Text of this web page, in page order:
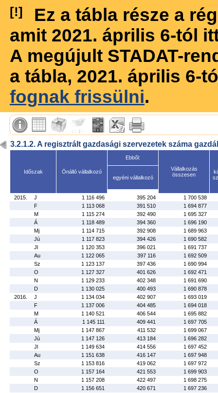
[!]
Ez a tábla része a
amit 2021. április 6-tól
A megújult STADAT-
a tábla, 2021. április 6-
fognak frissülni.
3.2.1.2. A regisztrált gazdasági szervezetek száma
Időszak Önálló vállalkozó
Ebből:
Vállalkozás
összesen
egyéni vállalkozó
2015. J 1 116 496 395 204
1 700 538
F
1 113 068 391 510
1 694 877
M
1 115 274 392 490
1 695 327
Á
1 118 489 394 360
1 696 190
Mj
1 114 715 392 908
1 689 963
Jú
1 117 823 394 426
1 690 582
Jl
1 120 353 396 021
1 691 737
Au
1 122 065 397 116
1 692 509
Sz
1 123 137 397 436
1 690 994
O
1 127 327 401 626
1 692 471
N
1 129 233 402 348
1 691 690
D
1 130 025 400 493
1 690 878
2016.
J 1 134 034 402 907
1 693 019
F
1 137 006 404 485
1 694 018
M
1 140 521 406 544
1 695 882
Á
1 145 111 409 441
1 697 705
Mj
1 147 867 411 532
1 699 067
Jú
1 147 126 413 184
1 696 282
Jl
1 149 634 414 556
1 697 452
Au
1 151 638 416 147
1 697 948
Sz
1 153 816 419 062
1 697 972
O
1 157 164 421 553
1 699 903
N
1 157 208 422 497
1 698 275
D
1 156 651 420 671
1 697 236